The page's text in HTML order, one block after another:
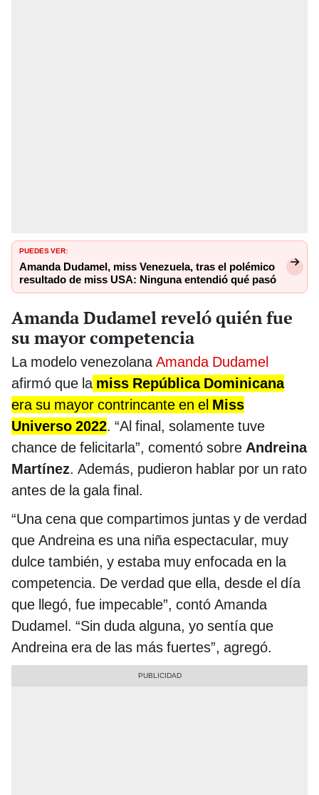
PUEDES VER:
Amanda Dudamel, miss Venezuela, tras el polémico
resultado de miss USA: Ninguna entendió qué pasó
Amanda Dudamel reveló quién fue
su mayor competencia
La modelo venezolanaAmanda Dudamel
afirmó que la miss República Dominicana
era su mayor contrincante en el Miss
Universo 2022. “Al final, solamente tuve
chance de felicitarla”, comentó sobre Andreina
Martínez. Además, pudieron hablar por un rato
antes de la gala final.
“Una cena que compartimos juntas y de verdad
que Andreina es una niña espectacular, muy
dulce también, y estaba muy enfocada en la
competencia. De verdad que ella, desde el día
que llegó, fue impecable”, contó Amanda
Dudamel. “Sin duda alguna, yo sentía que
Andreina era de las más fuertes”, agregó.